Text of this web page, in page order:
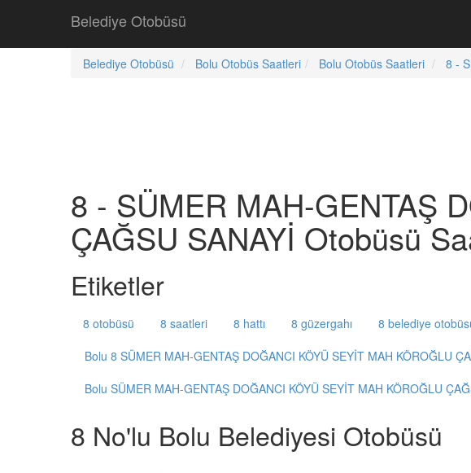
Belediye Otobüsü
Belediye Otobüsü Bolu Otobüs Saatleri Bolu Otobüs Saatleri 8 -
8 - SÜMER MAH-GENTAŞ
ÇAĞSU SANAYİ Otobüsü
Etiketler
8 otobüsü 8 saatleri 8 hattı 8 güzergahı 8 belediye
Bolu 8 SÜMER MAH-GENTAŞ DOĞANCI KÖYÜ SEYİT MAH KÖROĞLU
Bolu SÜMER MAH-GENTAŞ DOĞANCI KÖYÜ SEYİT MAH KÖROĞLU
8 No'lu Bolu Belediyesi Otobüsü